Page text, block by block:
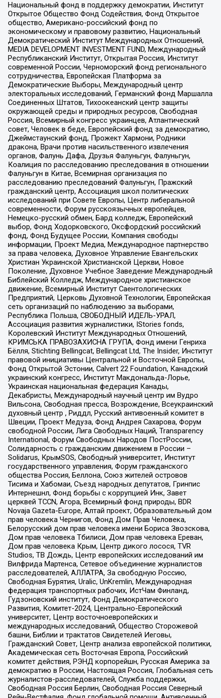
Национальный фонд в поддержку демократии, Институт
Открытое Общество Фонд Содействия, Фонд Открытое
общество, Американо-российский фонд по
экономическому и правовому развитию, Национальный
Демократический Институт Международных Отношений,
MEDIA DEVELOPMENT INVESTMENT FUND, Международный
Республиканский Институт, Открытая Россия, Институт
современной России, Черноморский фонд регионального
сотрудничества, Европейская Платформа за
Демократические Выборы, Международный центр
электоральных исследований, Германский фонд Маршалла
Соединенных Штатов, Тихоокеанский центр защиты
окружающей среды и природных ресурсов, Свободная
Россия, Всемирный конгресс украинцев, Атлантический
совет, Человек в беде, Европейский фонд за демократию,
Джеймстаунский фонд, Прожект Хармони, Родники
дракона, Врачи против насильственного извлечения
органов, Фалунь Дафа, Друзья Фалуньгун, Фалуньгун,
Коалиция по расследованию преследования в отношении
Фалуньгун в Китае, Всемирная организация по
расследованию преследований Фалуньгун, Пражский
гражданский центр, Ассоциация школ политических
исследований при Совете Европы, Центр либеральной
современности, Форум русскоязычных европейцев,
Немецко-русский обмен, Бард колледж, Европейский
выбор, Фонд Ходорковского, Оксфордский российский
фонд, Фонд Будущее России, Компания свободы
информации, Проект Медиа, Международное партнерство
за права человека, Духовное Управление Евангельских
Христиан Украинской Христианской Церкви, Новое
Поколение, Духовное Учебное Заведение Международный
Библейский Колледж, Международное христианское
движение, Всемирный Институт Саентологических
Предприятий, Церковь Духовной Технологии, Европейская
сеть организаций по наблюдению за выборами,
Республика Польша, СВОБОДНЫЙ ИДЕЛЬ-УРАЛ,
Ассоциация развития журналистики, IStories fonds,
Королевский Институт Международных Отношений,
КРИМСЬКА ПРАВОЗАХИСНА ГРУПА, Фонд имени Генриха
Бёлля, Stichting Bellingcat, Bellingcat Ltd, The Insider, Институт
правовой инициативы Центральной и Восточной Европы,
Фонд Открытой Эстонии, Calvert 22 Foundation, Канадский
украинский конгресс, Институт Макдональда-Лорье,
Украинская национальная федерация Канады,
Декабристы, Международный научный центр им Вудро
Вильсона, Свободная пресса, Возрождение, Всеукраинский
духовный центр , Риддл, Русский антивоенный комитет в
Швеции, Проект Медуза, Фонд Андрея Сахарова, Форум
свободной России, Лига Свободных Наций, Transparеncy
International, Форум Свободных Народов ПостРоссии,
Солидарность с гражданским движением в России –
Solidarus, КрымSOS, Свободный университет, Институт
государственного управления, Форум гражданского
общества Россия, Беллона, Союз жителей островов
Тисима и Хабомаи, Съезд народных депутатов, Гринпис
Интернешнл, Фонд борьбы с коррупцией Инк, Завет
церквей TCCN, Агора, Всемирный фонд природы, BDR
Novaja Gazeta-Europe, Алтай проект, Образовательный дом
прав человека Чернигов, Фонд Дом Прав Человека,
Белорусский дом прав человека имени Бориса Звозскова,
Дом прав человека Тбилиси, Дом прав человека Ереван,
Дом прав человека Крым, Центр дикого лосося, TVR
Studios, ТВ Дождь, Центр европейских исследований им
Вилфрида Мартенса, Сетевое объединение журналистов
расследователей, АЛЛАТРА, За свободную Россию,
Свободная Бурятия, Uralic, UnKremlin, Международная
федерация транспортных рабочих, ИстЧам Финланд,
Гудзоновский институт, Фонд Демократического
Развития, Комитет-2024, Центрально-Европейский
университет, Центр восточноевропейских и
международных исследований, Общество Сторожевой
башни, Библии и трактатов Свидетелей Иеговы,
Гражданский Совет, Центр анализа европейской политики,
Академическая сеть Восточная Европа, Российский
комитет действия, РЭНД корпорейшн, Русская Америка за
демократию в России, Настоящая Россия, Глобальная сеть
журналистов-расследователей, Служба поддержки,
Свободная Россия Берлин, Свободная Россия Северный